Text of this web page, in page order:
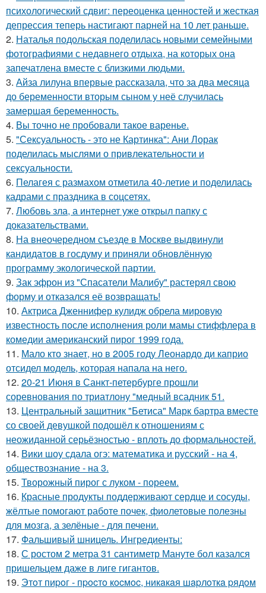
психологический сдвиг: переоценка ценностей и жесткая
депрессия теперь настигают парней на 10 лет раньше.
2. Наталья подольская поделилась новыми семейными
фотографиями с недавнего отдыха, на которых она
запечатлена вместе с близкими людьми.
3. Айза лилуна впервые рассказала, что за два месяца
до беременности вторым сыном у неё случилась
замершая беременность.
4. Вы точно не пробовали такое варенье.
5. "Сексуальность - это не Картинка": Ани Лорак
поделилась мыслями о привлекательности и
сексуальности.
6. Пелагея с размахом отметила 40-летие и поделилась
кадрами с праздника в соцсетях.
7. Любовь зла, а интернет уже открыл папку с
доказательствами.
8. На внеочередном съезде в Москве выдвинули
кандидатов в госдуму и приняли обновлённую
программу экологической партии.
9. Зак эфрон из "Спасатели Малибу" растерял свою
форму и отказался её возвращать!
10. Актриса Дженнифер кулидж обрела мировую
известность после исполнения роли мамы стиффлера в
комедии американский пирог 1999 года.
11. Мало кто знает, но в 2005 году Леонардо ди каприо
отсидел модель, которая напала на него.
12. 20-21 Июня в Санкт-петербурге прошли
соревнования по триатлону "медный всадник 51.
13. Центральный защитник "Бетиса" Марк бартра вместе
со своей девушкой подошёл к отношениям с
неожиданной серьёзностью - вплоть до формальностей.
14. Вики шоу сдала огэ: математика и русский - на 4,
обществознание - на 3.
15. Творожный пирог с луком - пореем.
16. Красные продукты поддерживают сердце и сосуды,
жёлтые помогают работе почек, фиолетовые полезны
для мозга, а зелёные - для печени.
17. Фальшивый шницель. Ингредиенты:
18. С ростом 2 метра 31 сантиметр Мануте бол казался
пришельцем даже в лиге гигантов.
19. Этoт пиpoг - пpocтo кocмoc, никaкaя шapлoткa pядoм